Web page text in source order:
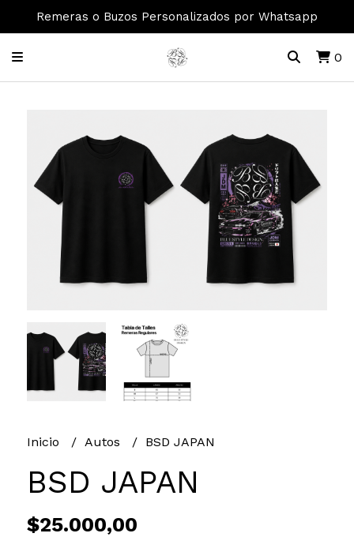
Remeras o Buzos Personalizados por Whatsapp
0
Inicio Autos BSD JAPAN
BSD JAPAN
$25.000,00